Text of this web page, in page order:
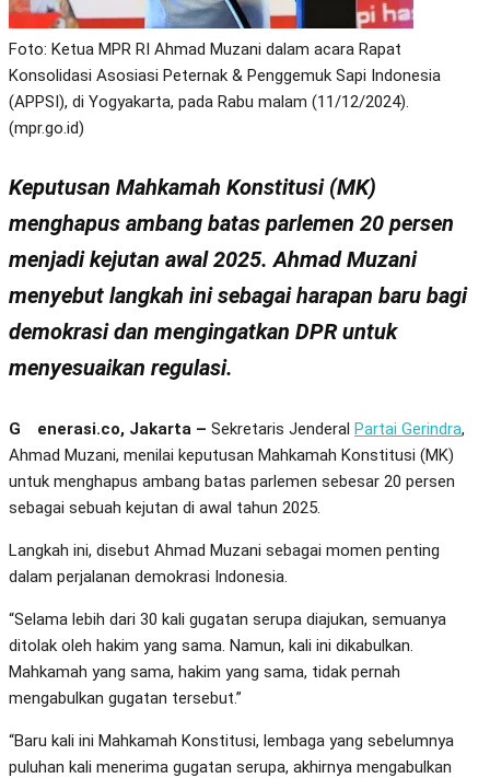
Foto: Ketua MPR RI Ahmad Muzani dalam acara Rapat
Konsolidasi Asosiasi Peternak & Penggemuk Sapi Indonesia
(APPSI), di Yogyakarta, pada Rabu malam (11/12/2024).
(mpr.go.id)
Keputusan Mahkamah Konstitusi (MK)
menghapus ambang batas parlemen 20 persen
menjadi kejutan awal 2025. Ahmad Muzani
menyebut langkah ini sebagai harapan baru bagi
demokrasi dan mengingatkan DPR untuk
menyesuaikan regulasi.
Generasi.co, Jakarta – Sekretaris Jenderal Partai Gerindra,
Ahmad Muzani, menilai keputusan Mahkamah Konstitusi (MK)
untuk menghapus ambang batas parlemen sebesar 20 persen
sebagai sebuah kejutan di awal tahun 2025.
Langkah ini, disebut Ahmad Muzani sebagai momen penting
dalam perjalanan demokrasi Indonesia.
“Selama lebih dari 30 kali gugatan serupa diajukan, semuanya
ditolak oleh hakim yang sama. Namun, kali ini dikabulkan.
Mahkamah yang sama, hakim yang sama, tidak pernah
mengabulkan gugatan tersebut.”
“Baru kali ini Mahkamah Konstitusi, lembaga yang sebelumnya
puluhan kali menerima gugatan serupa, akhirnya mengabulkan